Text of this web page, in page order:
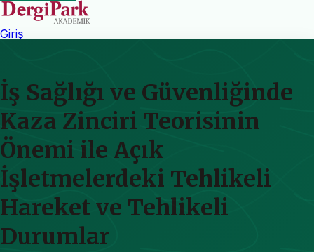
Giriş
İş Sağlığı ve Güvenliğinde
Kaza Zinciri Teorisinin
Önemi ile Açık
İşletmelerdeki Tehlikeli
Hareket ve Tehlikeli
Durumlar